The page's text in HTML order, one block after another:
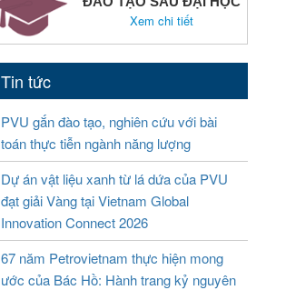
Xem chi tiết
Tin tức
PVU gắn đào tạo, nghiên cứu với bài
toán thực tiễn ngành năng lượng
Dự án vật liệu xanh từ lá dứa của PVU
đạt giải Vàng tại Vietnam Global
Innovation Connect 2026
67 năm Petrovietnam thực hiện mong
ước của Bác Hồ: Hành trang kỷ nguyên